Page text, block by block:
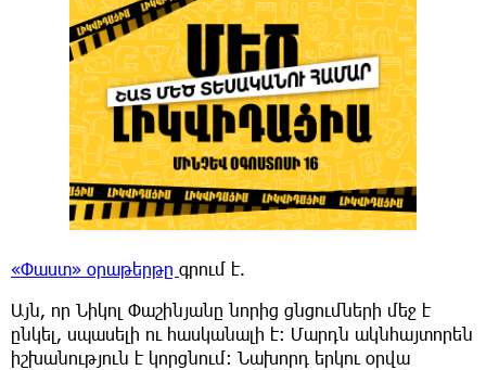
«Փաստ» օրաթերթը գրում է.
Այն, որ Նիկոլ Փաշինյանը նորից ցնցումների մեջ է
ընկել, սպասելի ու հասկանալի է: Մարդն ակնհայտորեն
իշխանություն է կորցնում: Նախորդ երկու օրվա